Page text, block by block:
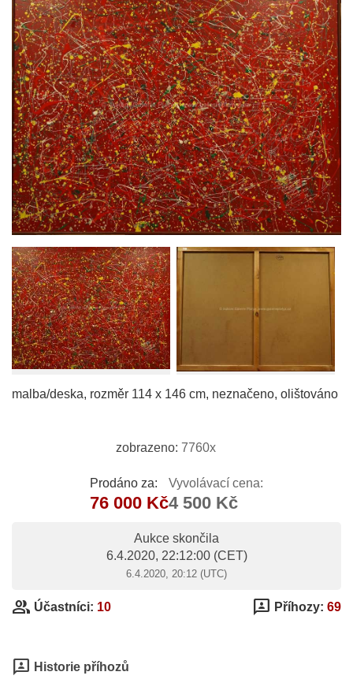
malba/deska, rozměr 114 x 146 cm, neznačeno, olištováno
zobrazeno: 7760x
Prodáno za:
76 000 Kč
Vyvolávací cena:
4 500 Kč
Aukce skončila
6.4.2020, 22:12:00(CET)
6.4.2020, 20:12 (UTC)
group Účastníci: 10 3p Příhozy: 69
3p Historie příhozů